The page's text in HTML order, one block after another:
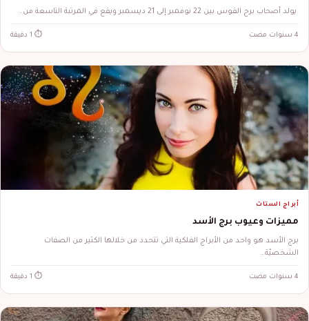
يولد أصحاب برج القوس بين 22 نوفمبر إلى 21 ديسمبر ويقع في المرتبة التاسعة من…
4 سنوات مضت ⏱ 1 دقيقة
أبراج الستات
مميزات وعيوب برج الأسد
برج الأسد هو واحد من الأبراج الفلكية التي تتحدد من خلالها الكثير من الصفات
الشخصيّة…
4 سنوات مضت ⏱ 1 دقيقة